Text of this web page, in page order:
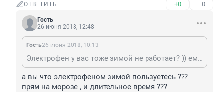
ОТВЕТИТЬ +0 –0
Гость
26 июня 2018, 12:48
Гость26 июня 2018, 10:13
Электрофен у вас тоже зимой не работает? )) ему пофиг же..
а вы что электрофеном зимой пользуетесь ???
прям на морозе , и длительное время ???